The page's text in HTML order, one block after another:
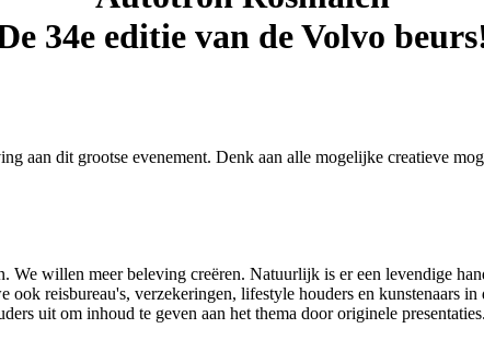
34e editie van de Volvo
aan dit grootse evenement. Denk aan alle mogelijke creatieve
willen meer beleving creëren. Natuurlijk is er een levendige
reisbureau's, verzekeringen, lifestyle houders en kunstenaars
uit om inhoud te geven aan het thema door originele presentaties.